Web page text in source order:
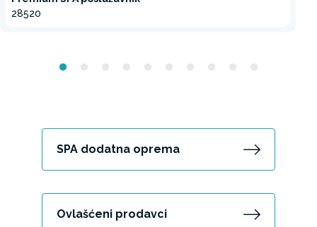
28520
SPA dodatna oprema
Ovlašćeni prodavci